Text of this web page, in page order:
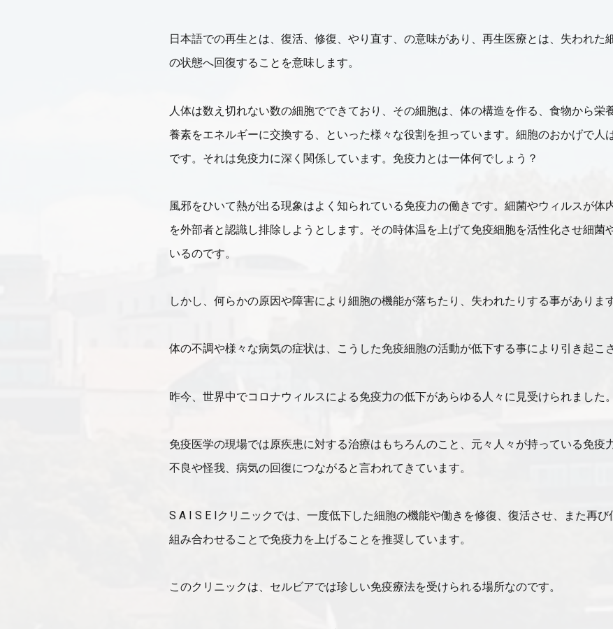
日本語での再生とは、復活、修復、やり直す、の意味があり、再生医療とは、失われ
の状態へ回復することを意味します。
人体は数え切れない数の細胞でできており、その細胞は、体の構造を作る、食物から栄
養素をエネルギーに交換する、といった様々な役割を担っています。細胞のおかげで人
です。それは免疫力に深く関係しています。免疫力とは一体何でしょう？
風邪をひいて熱が出る現象はよく知られている免疫力の働きです。細菌やウィルスが体
を外部者と認識し排除しようとします。その時体温を上げて免疫細胞を活性化させ細菌
いるのです。
しかし、何らかの原因や障害により細胞の機能が落ちたり、失われたりする事があります
体の不調や様々な病気の症状は、こうした免疫細胞の活動が低下する事により引き起こ
昨今、世界中でコロナウィルスによる免疫力の低下があらゆる人々に見受けられました。
免疫医学の現場では原疾患に対する治療はもちろんのこと、元々人々が持っている免疫
不良や怪我、病気の回復につながると言われてきています。
S A I S E Iクリニックでは、一度低下した細胞の機能や働きを修復、復活させ、また再
組み合わせることで免疫力を上げることを推奨しています。
このクリニックは、セルビアでは珍しい免疫療法を受けられる場所なのです。